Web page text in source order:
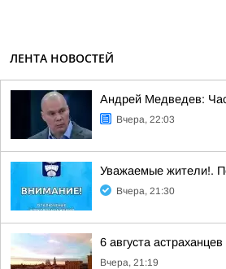
ЛЕНТА НОВОСТЕЙ
Андрей Медведев:
Вчера, 22:03
Уважаемые жители!.
Вчера, 21:30
6 августа
Вчера, 21:19